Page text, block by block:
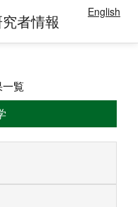
者情報 English
一覧